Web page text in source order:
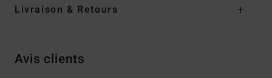
Livraison & Retours
Avis clients